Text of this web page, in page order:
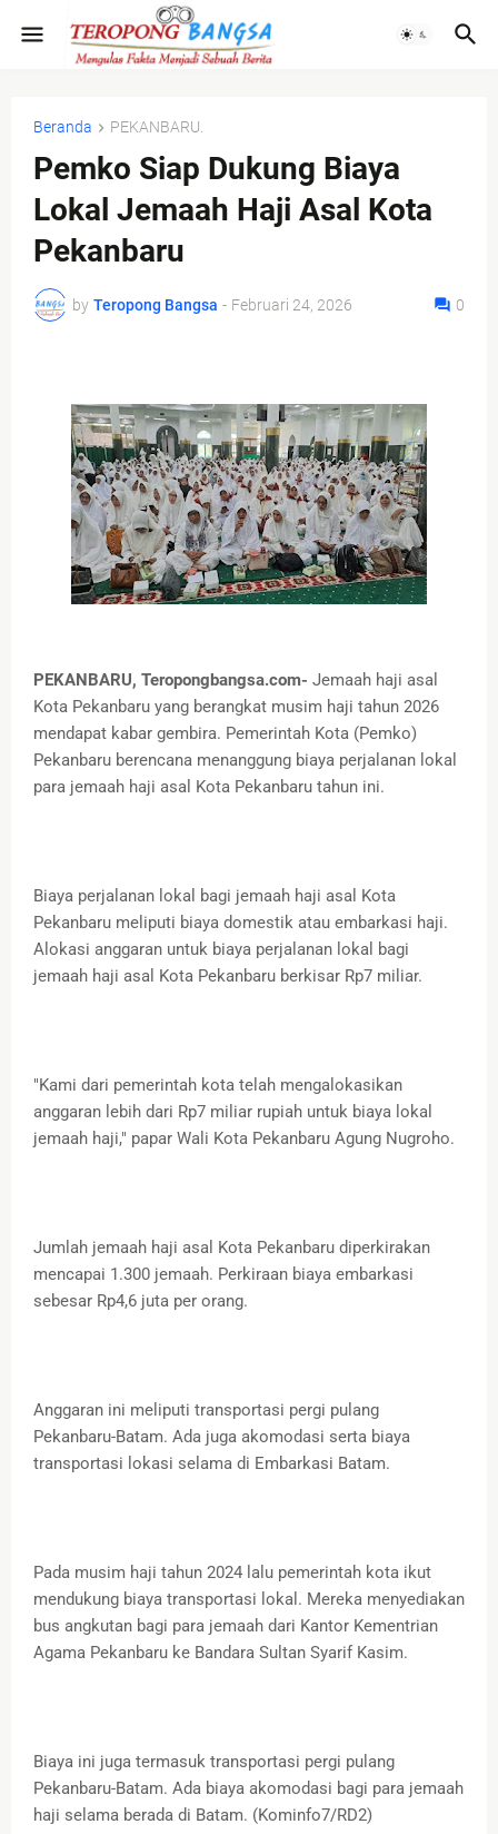
Beranda PEKANBARU.
Pemko Siap Dukung Biaya
Lokal Jemaah Haji Asal Kota
Pekanbaru
by Teropong Bangsa - Februari 24, 2026 0
PEKANBARU, Teropongbangsa.com- Jemaah haji asal
Kota Pekanbaru yang berangkat musim haji tahun 2026
mendapat kabar gembira. Pemerintah Kota (Pemko)
Pekanbaru berencana menanggung biaya perjalanan lokal
para jemaah haji asal Kota Pekanbaru tahun ini.
Biaya perjalanan lokal bagi jemaah haji asal Kota
Pekanbaru meliputi biaya domestik atau embarkasi haji.
Alokasi anggaran untuk biaya perjalanan lokal bagi
jemaah haji asal Kota Pekanbaru berkisar Rp7 miliar.
"Kami dari pemerintah kota telah mengalokasikan
anggaran lebih dari Rp7 miliar rupiah untuk biaya lokal
jemaah haji," papar Wali Kota Pekanbaru Agung Nugroho.
Jumlah jemaah haji asal Kota Pekanbaru diperkirakan
mencapai 1.300 jemaah. Perkiraan biaya embarkasi
sebesar Rp4,6 juta per orang.
Anggaran ini meliputi transportasi pergi pulang
Pekanbaru-Batam. Ada juga akomodasi serta biaya
transportasi lokasi selama di Embarkasi Batam.
Pada musim haji tahun 2024 lalu pemerintah kota ikut
mendukung biaya transportasi lokal. Mereka menyediakan
bus angkutan bagi para jemaah dari Kantor Kementrian
Agama Pekanbaru ke Bandara Sultan Syarif Kasim.
Biaya ini juga termasuk transportasi pergi pulang
Pekanbaru-Batam. Ada biaya akomodasi bagi para jemaah
haji selama berada di Batam. (Kominfo7/RD2)